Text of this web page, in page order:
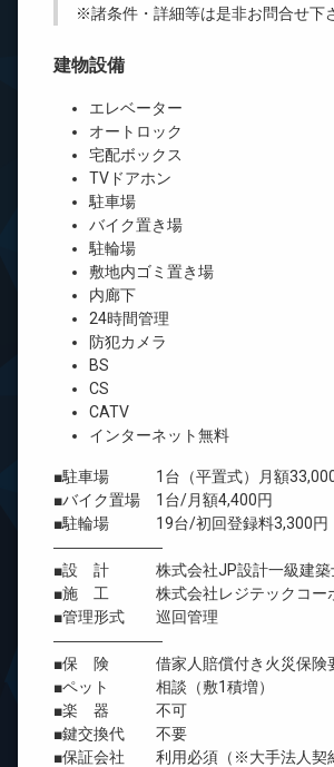
※諸条件・詳細等は是非お問合せ下
建物設備
エレベーター
オートロック
宅配ボックス
TVドアホン
駐車場
バイク置き場
駐輪場
敷地内ゴミ置き場
内廊下
24時間管理
防犯カメラ
BS
CS
CATV
インターネット無料
■駐車場 1台（平置式）月額
■バイク置場 1台/月額4,400円
■駐輪場 19台/初回登録料3,300円
―――――――
■設 計 株式会社JP設計一級建築
■施 工 株式会社レジテックコーポ
■管理形式 巡回管理
―――――――
■保 険 借家人賠償付き火災保険
■ペット 相談（敷1積増）
■楽 器 不可
■鍵交換代 不要
■保証会社 利用必須（※大手法人契